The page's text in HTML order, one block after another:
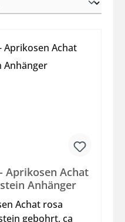
Aprikosen Achat
Anhänger
Achat rosa
gebohrt, ca